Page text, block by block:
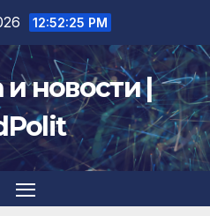
12:52:25 PM
новости |